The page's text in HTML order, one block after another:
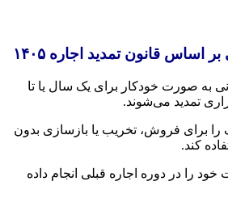
اساس قانون تمدید اجاره ۱۴۰۵
به صورت خودکار برای یک سال یا تا
تمدید می‌شوند.
را برای فروش، تخریب یا بازسازی بدون
کند.
خود را در دوره اجاره قبلی انجام داده